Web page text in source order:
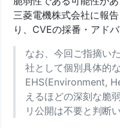
三菱電機株式会社に報
り、CVEの採番・アド
なお、今回ご指摘い
社として個別具体的
EHS(Environment,
えるほどの深刻な脆
リ公開は不要と判断